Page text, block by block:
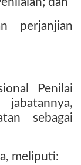
perjanjian
Penilai
sebagai
meliputi: